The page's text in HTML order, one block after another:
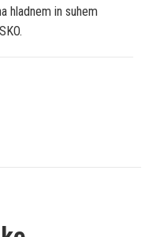
hladnem in suhem